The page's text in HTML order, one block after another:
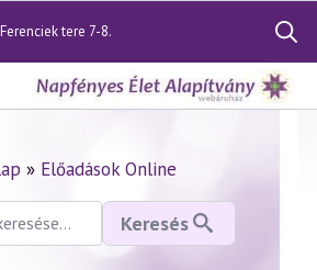
tere 7-8.
Search
for:
» Előadások Online
Keresés